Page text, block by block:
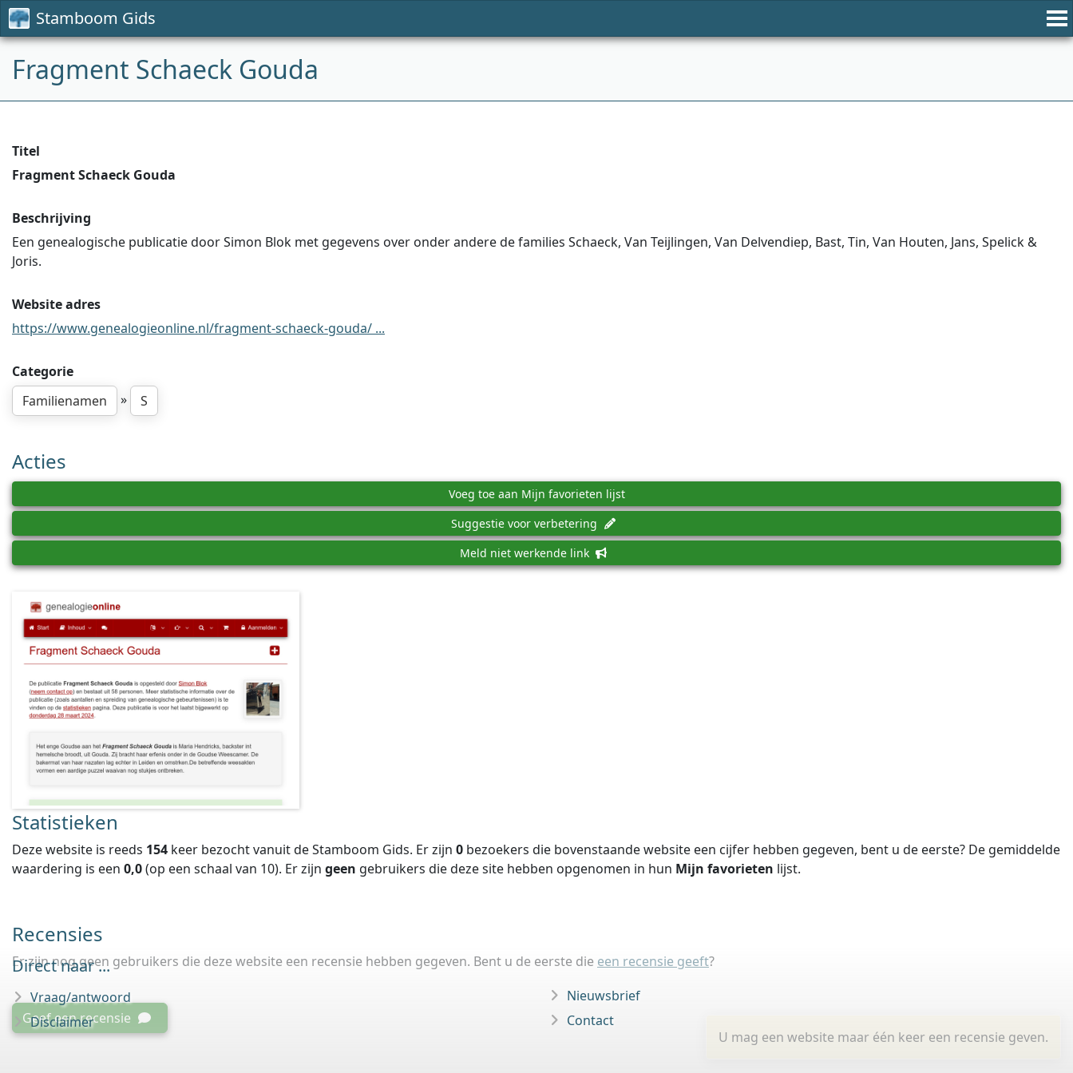
Stamboom Gids
Fragment Schaeck Gouda
Titel
Fragment Schaeck Gouda
Beschrijving
Een genealogische publicatie door Simon Blok met gegevens over onder andere de families Schaeck, Van Teijlingen, Van Delvendiep, Bast, Tin, Van Houten, Jans, Spelick &
Joris.
Website adres
https://www.genealogieonline.nl/fragment-schaeck-gouda/ ...
Categorie
Familienamen
» S
Acties
Voeg toe aan Mijn favorieten lijst
Suggestie voor verbetering
Meld niet werkende link
Statistieken
Deze website is reeds 154 keer bezocht vanuit de Stamboom Gids. Er zijn 0 bezoekers die bovenstaande website een cijfer hebben gegeven, bent u de eerste? De gemiddelde
waardering is een 0,0(op een schaal van 10). Er zijn geen gebruikers die deze site hebben opgenomen in hun Mijn favorieten lijst.
Recensies
Er zijn nog geen gebruikers die deze website een recensie hebben gegeven. Bent u de eerste die een recensie geeft?
U mag een website maar één keer een recensie geven.
Geef een recensie
Direct naar ...
Vraag/antwoord
Disclaimer
Nieuwsbrief
Contact